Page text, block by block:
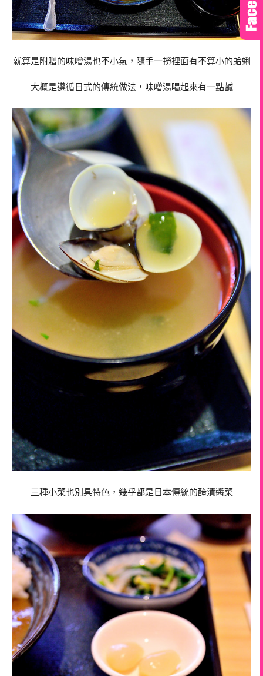
就算是附贈的味噌湯也不小氣，隨手一撈裡面有不算小的蛤蜊
大概是遵循日式的傳統做法，味噌湯喝起來有一點鹹
三種小菜也別具特色，幾乎都是日本傳統的醃漬醬菜